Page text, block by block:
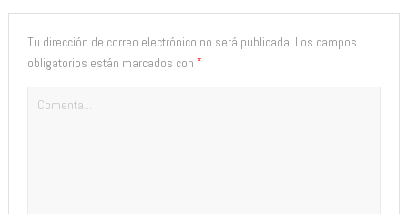
Tu dirección de correo electrónico no será publicada. Los campos
obligatorios están marcados con *